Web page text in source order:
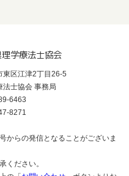
学療法士協会
区江津2丁目26-5
法士協会 事務局
6463
8271
からの発信となることがございま
ください。